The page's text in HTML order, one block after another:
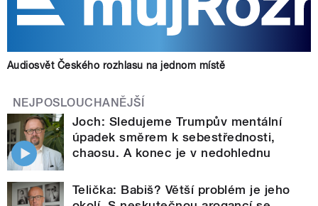
Audiosvět Českého rozhlasu na jednom místě
NEJPOSLOUCHANĚJŠÍ
Joch: Sledujeme Trumpův mentální
úpadek směrem k sebestřednosti,
chaosu. A konec je v nedohlednu
Telička: Babiš? Větší problém je jeho